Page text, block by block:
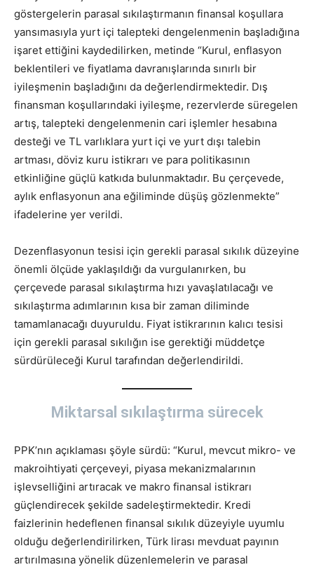
göstergelerin parasal sıkılaştırmanın finansal koşullara
yansımasıyla yurt içi talepteki dengelenmenin başladığına
işaret ettiğini kaydedilirken, metinde “Kurul, enflasyon
beklentileri ve fiyatlama davranışlarında sınırlı bir
iyileşmenin başladığını da değerlendirmektedir. Dış
finansman koşullarındaki iyileşme, rezervlerde süregelen
artış, talepteki dengelenmenin cari işlemler hesabına
desteği ve TL varlıklara yurt içi ve yurt dışı talebin
artması, döviz kuru istikrarı ve para politikasının
etkinliğine güçlü katkıda bulunmaktadır. Bu çerçevede,
aylık enflasyonun ana eğiliminde düşüş gözlenmekte”
ifadelerine yer verildi.
Dezenflasyonun tesisi için gerekli parasal sıkılık düzeyine
önemli ölçüde yaklaşıldığı da vurgulanırken, bu
çerçevede parasal sıkılaştırma hızı yavaşlatılacağı ve
sıkılaştırma adımlarının kısa bir zaman diliminde
tamamlanacağı duyuruldu. Fiyat istikrarının kalıcı tesisi
için gerekli parasal sıkılığın ise gerektiği müddetçe
sürdürüleceği Kurul tarafından değerlendirildi.
Miktarsal sıkılaştırma sürecek
PPK’nın açıklaması şöyle sürdü: “Kurul, mevcut mikro- ve
makroihtiyati çerçeveyi, piyasa mekanizmalarının
işlevselliğini artıracak ve makro finansal istikrarı
güçlendirecek şekilde sadeleştirmektedir. Kredi
faizlerinin hedeflenen finansal sıkılık düzeyiyle uyumlu
olduğu değerlendirilirken, Türk lirası mevduat payının
artırılmasına yönelik düzenlemelerin ve parasal